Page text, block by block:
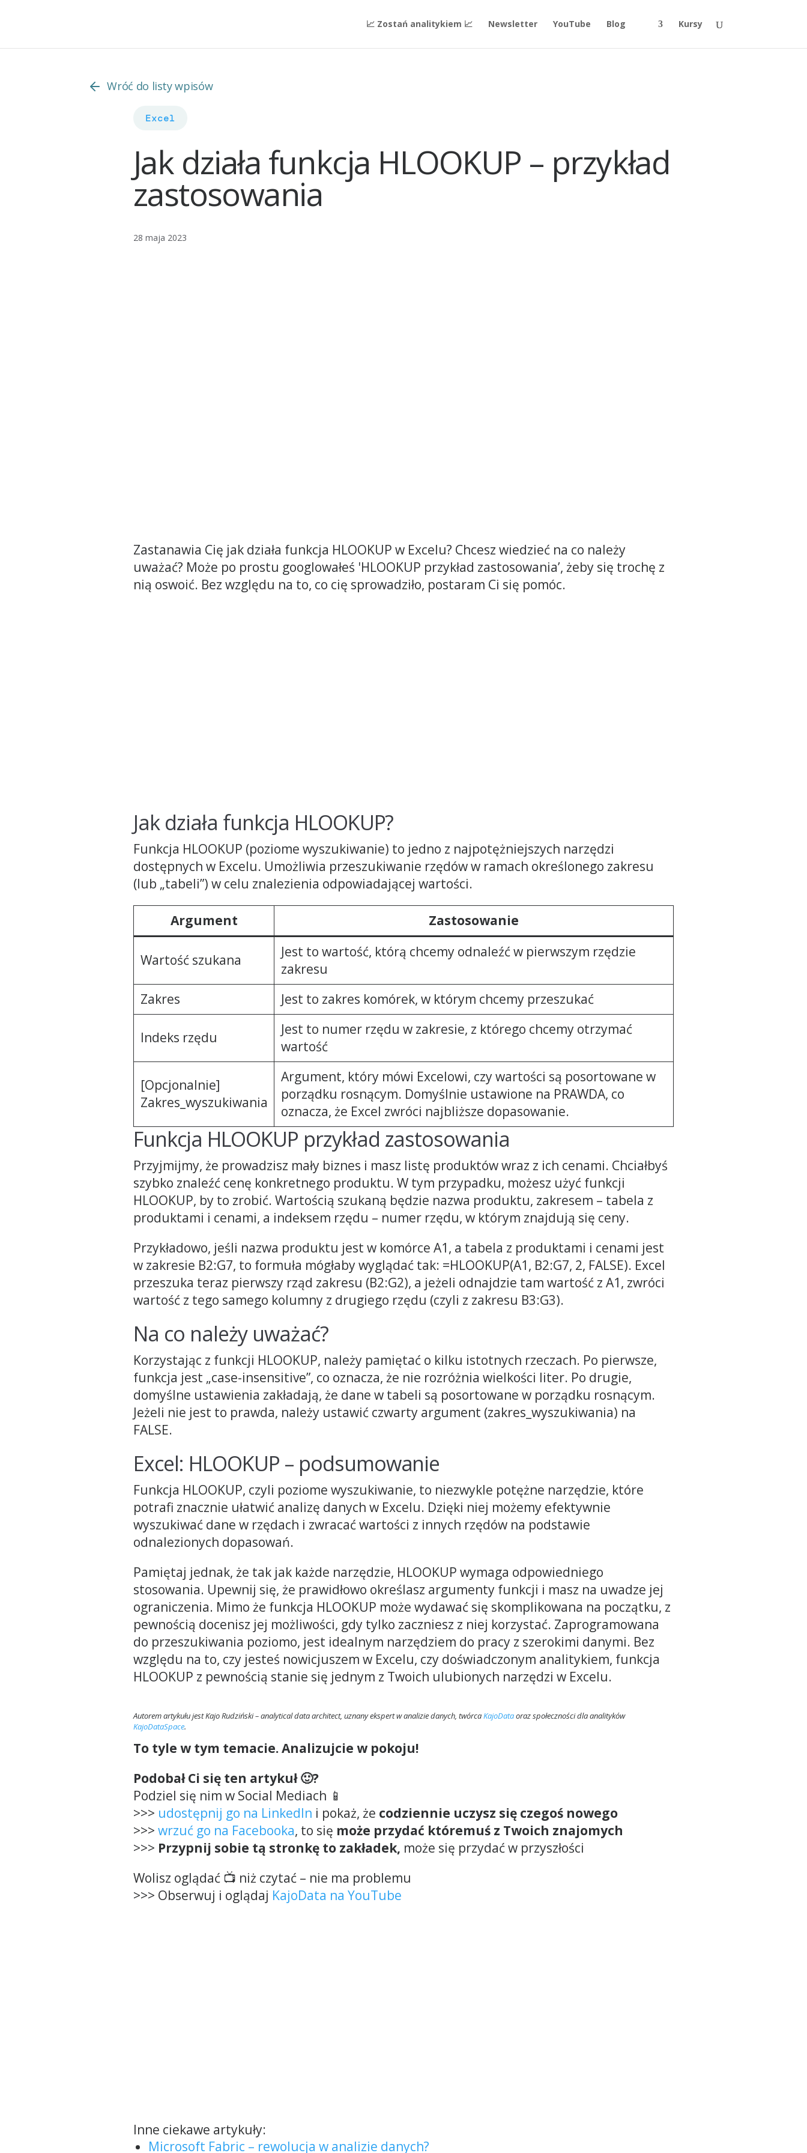
📈 Zostań analitykiem 📈 Newsletter YouTube Blog Kursy
Wróć do listy wpisów
Excel
Jak działa funkcja HLOOKUP – przykład
zastosowania
28 maja 2023
Zastanawia Cię jak działa funkcja HLOOKUP w Excelu? Chcesz wiedzieć na co należy
uważać? Może po prostu googlowałeś 'HLOOKUP przykład zastosowania’, żeby się trochę z
nią oswoić. Bez względu na to, co cię sprowadziło, postaram Ci się pomóc.
Jak działa funkcja HLOOKUP?
Funkcja HLOOKUP (poziome wyszukiwanie) to jedno z najpotężniejszych narzędzi
dostępnych w Excelu. Umożliwia przeszukiwanie rzędów w ramach określonego zakresu
(lub „tabeli”) w celu znalezienia odpowiadającej wartości.
Argument Zastosowanie
Wartość szukana
Jest to wartość, którą chcemy odnaleźć w pierwszym rzędzie
zakresu
Zakres
Jest to zakres komórek, w którym chcemy przeszukać
Indeks rzędu
Jest to numer rzędu w zakresie, z którego chcemy otrzymać
wartość
[Opcjonalnie]
Zakres_wyszukiwania
Argument, który mówi Excelowi, czy wartości są posortowane w
porządku rosnącym. Domyślnie ustawione na PRAWDA, co
oznacza, że Excel zwróci najbliższe dopasowanie.
Funkcja HLOOKUP przykład zastosowania
Przyjmijmy, że prowadzisz mały biznes i masz listę produktów wraz z ich cenami. Chciałbyś
szybko znaleźć cenę konkretnego produktu. W tym przypadku, możesz użyć funkcji
HLOOKUP, by to zrobić. Wartością szukaną będzie nazwa produktu, zakresem – tabela z
produktami i cenami, a indeksem rzędu – numer rzędu, w którym znajdują się ceny.
Przykładowo, jeśli nazwa produktu jest w komórce A1, a tabela z produktami i cenami jest
w zakresie B2:G7, to formuła mógłaby wyglądać tak: =HLOOKUP(A1, B2:G7, 2, FALSE). Excel
przeszuka teraz pierwszy rząd zakresu (B2:G2), a jeżeli odnajdzie tam wartość z A1, zwróci
wartość z tego samego kolumny z drugiego rzędu (czyli z zakresu B3:G3).
Na co należy uważać?
Korzystając z funkcji HLOOKUP, należy pamiętać o kilku istotnych rzeczach. Po pierwsze,
funkcja jest „case-insensitive”, co oznacza, że nie rozróżnia wielkości liter. Po drugie,
domyślne ustawienia zakładają, że dane w tabeli są posortowane w porządku rosnącym.
Jeżeli nie jest to prawda, należy ustawić czwarty argument (zakres_wyszukiwania) na
FALSE.
Excel: HLOOKUP – podsumowanie
Funkcja HLOOKUP, czyli poziome wyszukiwanie, to niezwykle potężne narzędzie, które
potrafi znacznie ułatwić analizę danych w Excelu. Dzięki niej możemy efektywnie
wyszukiwać dane w rzędach i zwracać wartości z innych rzędów na podstawie
odnalezionych dopasowań.
Pamiętaj jednak, że tak jak każde narzędzie, HLOOKUP wymaga odpowiedniego
stosowania. Upewnij się, że prawidłowo określasz argumenty funkcji i masz na uwadze jej
ograniczenia. Mimo że funkcja HLOOKUP może wydawać się skomplikowana na początku, z
pewnością docenisz jej możliwości, gdy tylko zaczniesz z niej korzystać. Zaprogramowana
do przeszukiwania poziomo, jest idealnym narzędziem do pracy z szerokimi danymi. Bez
względu na to, czy jesteś nowicjuszem w Excelu, czy doświadczonym analitykiem, funkcja
HLOOKUP z pewnością stanie się jednym z Twoich ulubionych narzędzi w Excelu.
Autorem artykułu jest Kajo Rudziński – analytical data architect, uznany ekspert w analizie danych, twórcaKajoDataoraz społeczności dla analityków
KajoDataSpace.
To tyle w tym temacie. Analizujcie w pokoju!
Podobał Ci się ten artykuł 🙂?
Podziel się nim w Social Mediach 📱
>>> udostępnij go na LinkedIn i pokaż, że codziennie uczysz się czegoś nowego
>>> wrzuć go na Facebooka, to się może przydać któremuś z Twoich znajomych
>>> Przypnij sobie tą stronkę to zakładek, może się przydać w przyszłości
Wolisz oglądać 📺 niż czytać – nie ma problemu
>>> Obserwuj i oglądaj KajoData na YouTube
Inne ciekawe artykuły:
Microsoft Fabric – rewolucja w analizie danych?